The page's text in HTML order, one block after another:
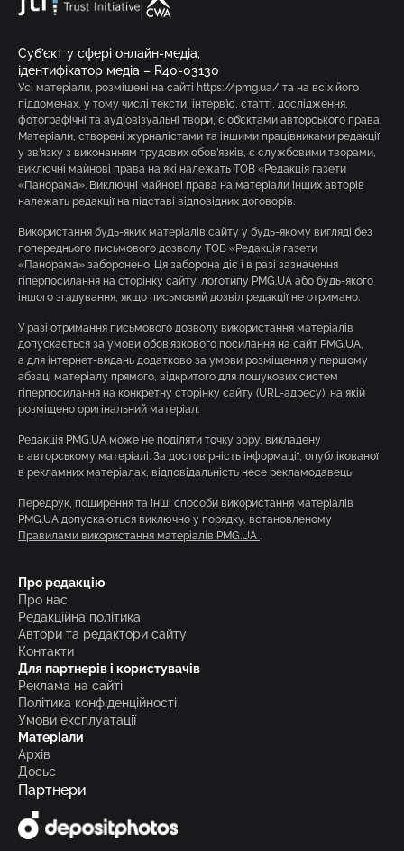
Суб’єкт у сфері онлайн-медіа;
ідентифікатор медіа – R40-03130
Усі матеріали, розміщені на сайті https://pmg.ua/ та на всіх його
піддоменах, у тому числі тексти, інтерв’ю, статті, дослідження,
фотографічні та аудіовізуальні твори, є об’єктами авторського права.
Матеріали, створені журналістами та іншими працівниками редакції
у зв’язку з виконанням трудових обов’язків, є службовими творами,
виключні майнові права на які належать ТОВ «Редакція газети
«Панорама». Виключні майнові права на матеріали інших авторів
належать редакції на підставі відповідних договорів.
Використання будь-яких матеріалів сайту у будь-якому вигляді без
попереднього письмового дозволу ТОВ «Редакція газети
«Панорама» заборонено. Ця заборона діє і в разі зазначення
гіперпосилання на сторінку сайту, логотипу PMG.UA або будь-якого
іншого згадування, якщо письмовий дозвіл редакції не отримано.
У разі отримання письмового дозволу використання матеріалів
допускається за умови обов’язкового посилання на сайт PMG.UA,
а для інтернет-видань додатково за умови розміщення у першому
абзаці матеріалу прямого, відкритого для пошукових систем
гіперпосилання на конкретну сторінку сайту (URL-адресу), на якій
розміщено оригінальний матеріал.
Редакція PMG.UA може не поділяти точку зору, викладену
в авторському матеріалі. За достовірність інформації, опублікованої
в рекламних матеріалах, відповідальність несе рекламодавець.
Передрук, поширення та інші способи використання матеріалів
PMG.UA допускаються виключно у порядку, встановленому
Правилами використання матеріалів PMG.UA .
Про редакцію
Про нас
Редакційна політика
Автори та редактори сайту
Контакти
Для партнерів і користувачів
Реклама на сайті
Політика конфіденційності
Умови експлуатації
Матеріали
Архів
Досьє
Партнери